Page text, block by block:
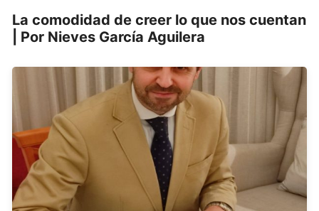
La comodidad de creer lo que nos cuentan
| Por Nieves García Aguilera